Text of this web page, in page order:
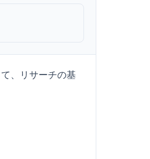
、リサーチの基